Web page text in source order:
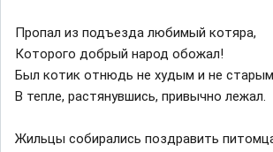
Пропал из подъезда любимый котяра,
Которого добрый народ обожал!
Был котик отнюдь не худым и не
В тепле, растянувшись, привычно лежал.
Жильцы собирались поздравить